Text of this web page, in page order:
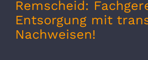
Remscheid:
Entsorgung mit
Nachweisen!